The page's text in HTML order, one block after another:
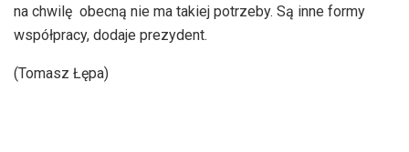
na chwilę obecną nie ma takiej potrzeby. Są inne formy
współpracy, dodaje prezydent.
(Tomasz Łępa)